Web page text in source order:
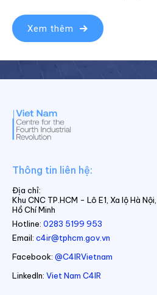
Xem thêm
Thông tin liên hệ:
Địa chỉ:
Khu CNC TP.HCM - Lô E1, Xa lộ Hà
Hồ Chí Minh
Hotline: 0283 5199 953
Email: c4ir@tphcm.gov.vn
Facebook: @C4IRVietnam
LinkedIn: Viet Nam C4IR